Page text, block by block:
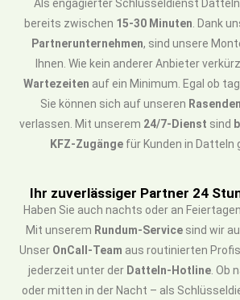
Als engagierter Schlüsseldienst
bereits zwischen 15-30 Minuten . Dank
Partnerunternehmen, sind unsere
Ihnen. Wie kein anderer Anbieter
Wartezeiten auf ein Minimum. Egal ob
Sie können sich auf unseren
verlassen. Mit unserem 24/7-Dienst sind
KFZ-Zugängefür Kunden in Datteln
Ihr zuverlässiger Partner 24
Haben Sie auch nachts oder an
Mit unserem Rundum-Service sind wir
Unser OnCall-Team aus routinierten
jederzeit unter der Datteln-Hotline. Ob
oder mitten in der Nacht – als